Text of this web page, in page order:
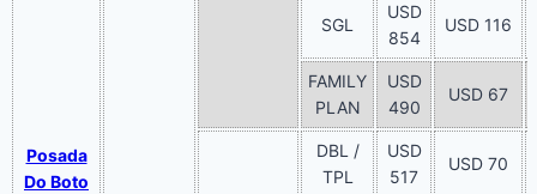
Posada
Do Boto
SGL
USD
854
USD 116
FAMILY
PLAN
USD
490
USD 67
DBL /
TPL
USD
517
USD 70